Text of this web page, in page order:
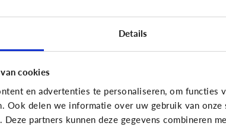
Details
cookies
en advertenties te personaliseren, om functies
Ook delen we informatie over uw gebruik van
Deze partners kunnen deze gegevens combineren
Nep of echt?